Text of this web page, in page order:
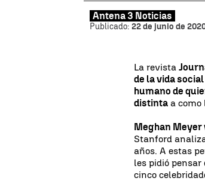
Antena 3 Noticias
Publicado: 22 de junio de
La revista
de la vida
humano de
distinta a como
Meghan Meyer
Stanford
años. A estas
les pidió
cinco